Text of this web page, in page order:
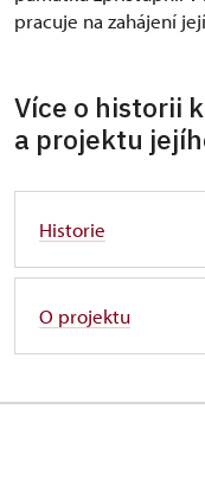
pracuje na zahájení
Více o historii
a projektu
Historie
O projektu